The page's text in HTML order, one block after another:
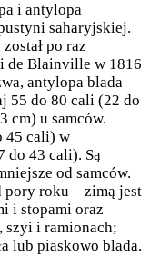
i antylopa
saharyjskiej.
po raz
de Blainville w 1816
antylopa blada
55 do 80 cali (22 do
cm) u samców.
45 cali) w
do 43 cali). Są
od samców.
pory roku – zimą jest
i stopami oraz
szyi i ramionach;
lub piaskowo blada.